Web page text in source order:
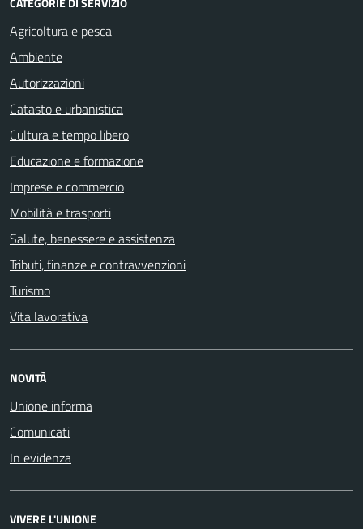
Agricoltura e pesca
Ambiente
Autorizzazioni
Catasto e urbanistica
Cultura e tempo libero
Educazione e formazione
Imprese e commercio
Mobilità e trasporti
Salute, benessere e assistenza
Tributi, finanze e contravvenzioni
Turismo
Vita lavorativa
NOVITÀ
Unione informa
Comunicati
In evidenza
VIVERE L'UNIONE